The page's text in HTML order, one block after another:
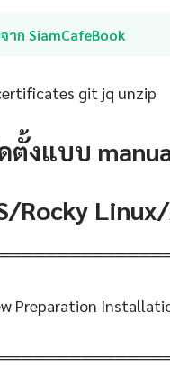
าก SiamCafeBook
git jq unzip
ตั้งแบบ
Rocky
Preparation